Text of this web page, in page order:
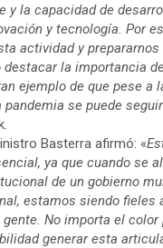
y la capacidad de
y tecnología. Por
actividad y prepararnos
destacar la importancia
ejemplo de que pese a
se puede
Basterra afirmó: «
ya que cuando se
de un gobierno
estamos siendo fieles
No importa el
generar esta